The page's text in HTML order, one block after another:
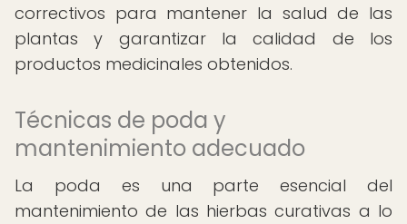
correctivos para mantener la salud de las
plantas y garantizar la calidad de los
productos medicinales obtenidos.
Técnicas de poda y
mantenimiento adecuado
La poda es una parte esencial del
mantenimiento de las hierbas curativas a lo